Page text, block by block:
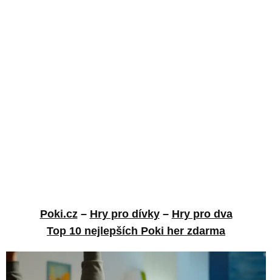
Poki.cz– Hry pro dívky– Hry pro dva
Top 10 nejlepších Poki her zdarma